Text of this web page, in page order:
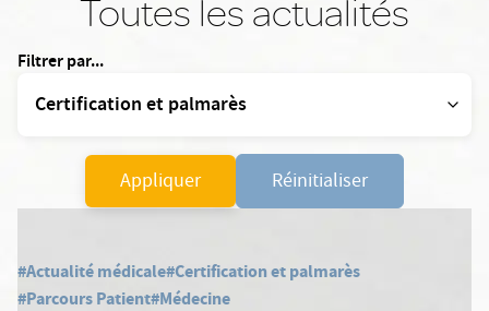
Toutes les actualités
Filtrer par...
Appliquer Réinitialiser
#Actualité médicale#Certification et palmarès
#Parcours Patient#Médecine